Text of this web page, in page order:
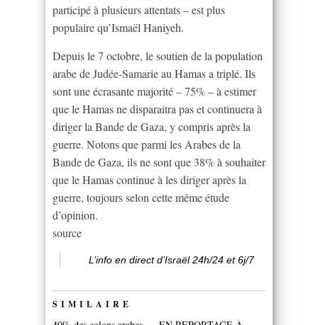
participé à plusieurs attentats – est plus
populaire qu’Ismaël Haniyeh.
Depuis le 7 octobre, le soutien de la population
arabe de Judée-Samarie au Hamas a triplé. Ils
sont une écrasante majorité – 75% – à estimer
que le Hamas ne disparaitra pas et continuera à
diriger la Bande de Gaza, y compris après la
guerre. Notons que parmi les Arabes de la
Bande de Gaza, ils ne sont que 38% à souhaiter
que le Hamas continue à les diriger après la
guerre, toujours selon cette même étude
d’opinion.
source
L’info en direct d’Israël 24h/24 et 6j/7
SIMILAIRE